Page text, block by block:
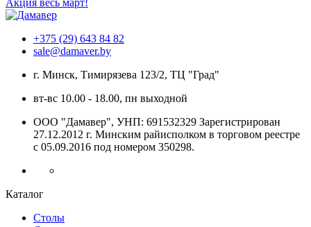
Акция весь март!
+375 (29) 643 84 82
sale@damaver.by
г. Минск, Тимирязева 123/2, ТЦ "Град"
вт-вс 10.00 - 18.00, пн выходной
ООО "Дамавер", УНП: 691532329 Зарегистрирован
27.12.2012 г. Минским райисполком в торговом реестре
с 05.09.2016 под номером 350298.
Каталог
Столы